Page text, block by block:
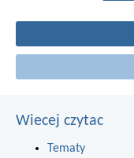
Wiecej czytac
Tematy